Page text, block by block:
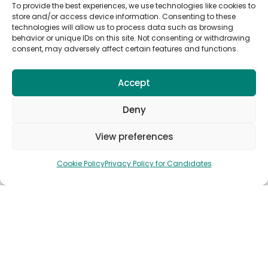
To provide the best experiences, we use technologies like cookies to
store and/or access device information. Consenting to these
technologies will allow us to process data such as browsing
behavior or unique IDs on this site. Not consenting or withdrawing
consent, may adversely affect certain features and functions.
Accept
Deny
View preferences
Cookie PolicyPrivacy Policy for Candidates
Land
Om Oss
Publiser en stilling
Snakk med salg
Abonner på jobbvarsler fra Anywork
🌞 MOTTA JOBBVARSLER